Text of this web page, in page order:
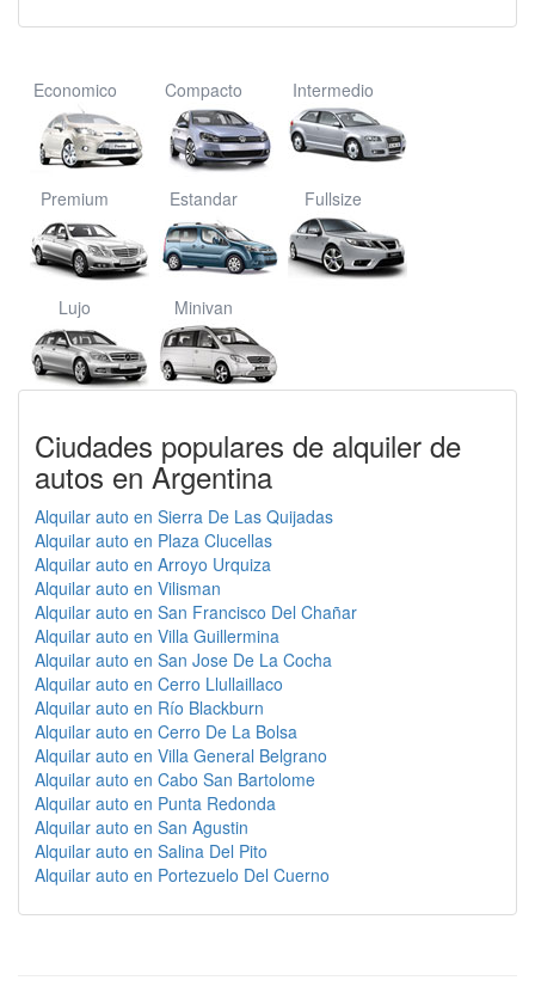
Economico Compacto Intermedio
Premium Estandar Fullsize
Lujo Minivan
Ciudades populares de alquiler de
autos en Argentina
Alquilar auto en Sierra De Las Quijadas
Alquilar auto en Plaza Clucellas
Alquilar auto en Arroyo Urquiza
Alquilar auto en Vilisman
Alquilar auto en San Francisco Del Chañar
Alquilar auto en Villa Guillermina
Alquilar auto en San Jose De La Cocha
Alquilar auto en Cerro Llullaillaco
Alquilar auto en Río Blackburn
Alquilar auto en Cerro De La Bolsa
Alquilar auto en Villa General Belgrano
Alquilar auto en Cabo San Bartolome
Alquilar auto en Punta Redonda
Alquilar auto en San Agustin
Alquilar auto en Salina Del Pito
Alquilar auto en Portezuelo Del Cuerno